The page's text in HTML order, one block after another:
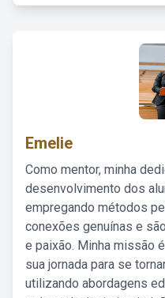
Emelie
Como mentor, minha
desenvolvimento dos
empregando métodos
conexões genuínas e
e paixão. Minha missão
sua jornada para se
utilizando abordagens